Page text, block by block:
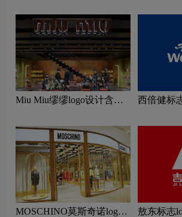
Miu Miu缪缪logo设计含义
西倍健标
MOSCHINO莫斯奇诺logo
敖东标志